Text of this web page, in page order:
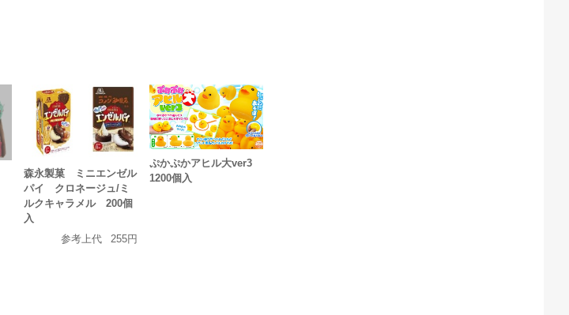
森永製菓 ミニエンゼル
パイ クロネージュ/ミ
ルクキャラメル 200個
入
参考上代
255円
ぷかぷかアヒル大ver3
1200個入